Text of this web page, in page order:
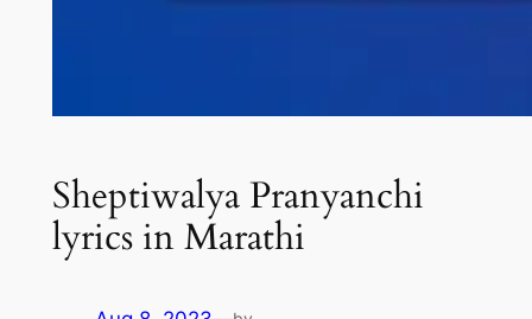
Sheptiwalya Pranyanchi
lyrics in Marathi